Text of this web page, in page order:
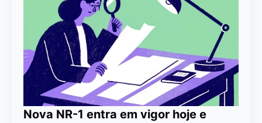
Nova NR-1 entra em vigor hoje e